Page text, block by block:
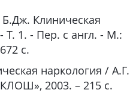
Клиническая
Т. 1. - Пер. с англ. - М.:
с.
наркология / А.Г.
2003. – 215 с.